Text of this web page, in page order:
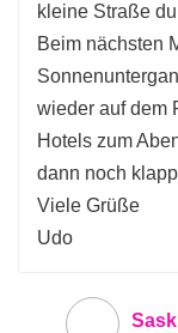
kleine Straße
Beim nächsten
wieder auf dem
Hotels zum
dann noch
Viele Grüße
Udo